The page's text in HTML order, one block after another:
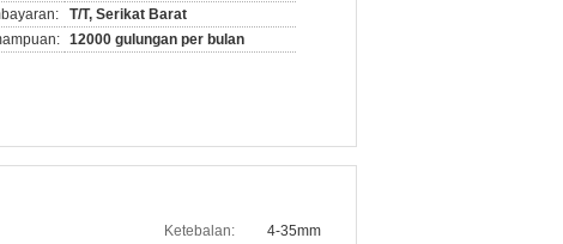
T/T, Serikat Barat
12000 gulungan per bulan
Ketebalan: 4-35mm